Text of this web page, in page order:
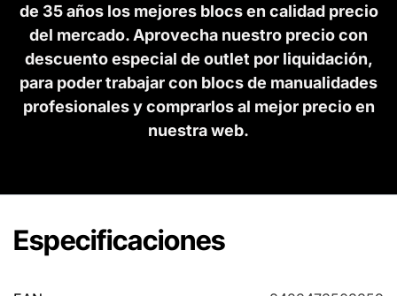
de 35 años los mejores blocs en calidad precio
del mercado. Aprovecha nuestro precio con
descuento especial de outlet por liquidación,
para poder trabajar con blocs de manualidades
profesionales y comprarlos al mejor precio en
nuestra web.
Especificaciones